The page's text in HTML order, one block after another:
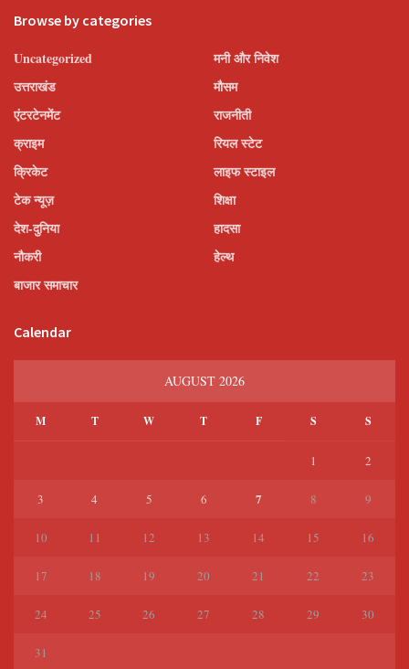
Browse by categories
Uncategorized
उत्तराखंड
एंटरटेनमेंट
क्राइम
क्रिकेट
टेक न्यूज़
देश-दुनिया
नौकरी
बाजार समाचार
मनी और निवेश
मौसम
राजनीती
रियल स्टेट
लाइफ स्टाइल
शिक्षा
हादसा
हेल्थ
Calendar
AUGUST 2026
M T W T F S S
1 2
3 4 5 6 7 8 9
10 11 12 13 14 15 16
17 18 19 20 21 22 23
24 25 26 27 28 29 30
31